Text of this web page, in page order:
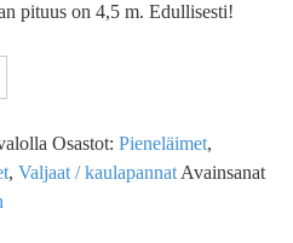
pituus on 4,5 m. Edullisesti!
Osastot: Pieneläimet,
, Valjaat / kaulapannat Avainsanat